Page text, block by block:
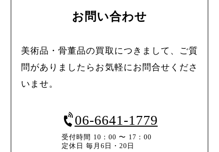
お問い合わせ
美術品・骨董品の買取につきまして、ご質
問がありましたらお気軽にお問合せくださ
いませ。
06-6641-1779
受付時間 10：00 〜 17：00
定休日 毎月6日・20日